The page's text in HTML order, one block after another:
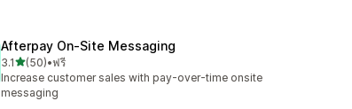
Afterpay On‑Site Messaging
3.1เต็ม 5 ดาว
(50)
ทั้งหมด 50 รีวิว
•ฟรี
Increase customer sales with pay-over-time onsite
messaging